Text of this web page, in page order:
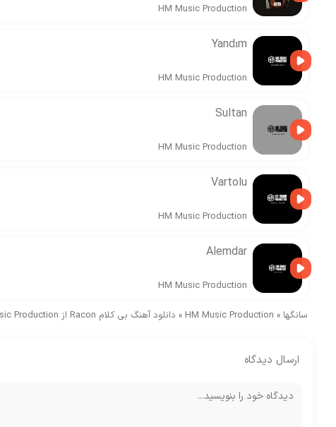
HM Music Production
Yandım
HM Music Production
Sultan
HM Music Production
Vartolu
HM Music Production
Alemdar
HM Music Production
سانگها »
HM Music Production
» دانلود آهنگ بی کلام Racon از HM Music Production
ارسال دیدگاه